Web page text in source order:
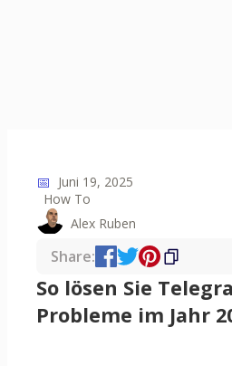
📅 Juni 19, 2025
How To
Alex Ruben
Share:
So lösen Sie
Probleme im Jahr